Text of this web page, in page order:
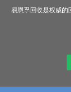
易恩孚回收是权威的